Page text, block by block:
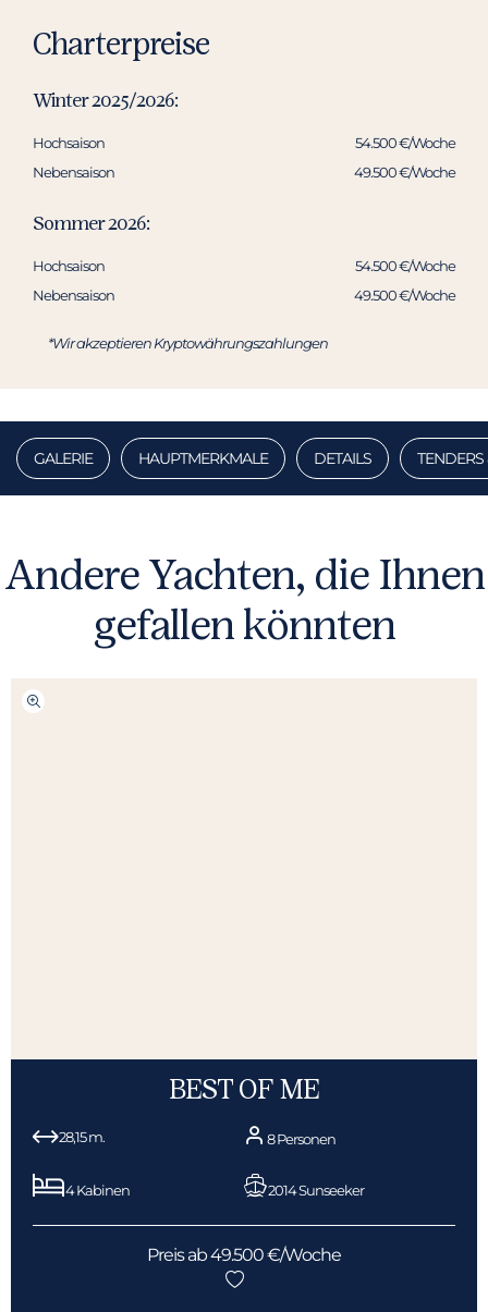
Charterpreise
Winter 2025/2026:
Hochsaison
54.500 €/Woche
Nebensaison
49.500 €/Woche
Sommer 2026:
Hochsaison
54.500 €/Woche
Nebensaison
49.500 €/Woche
*Wir akzeptieren Kryptowährungszahlungen
GALERIE HAUPTMERKMALE DETAILS TENDERS
Andere Yachten, die Ihnen
gefallen könnten
BEST OF ME
28,15 m. 8 Personen
4 Kabinen 2014 Sunseeker
Preis ab 49.500 €/Woche